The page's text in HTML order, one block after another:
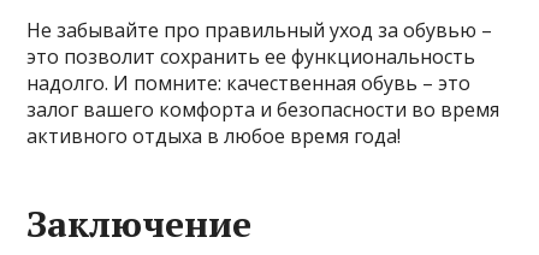
Не забывайте про правильный уход за обувью –
это позволит сохранить ее функциональность
надолго. И помните: качественная обувь – это
залог вашего комфорта и безопасности во время
активного отдыха в любое время года!
Заключение